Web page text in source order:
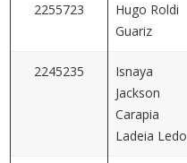
2255723
Hugo Roldi
Guariz
2245235
Isnaya
Jackson
Carapia
Ladeia Ledo